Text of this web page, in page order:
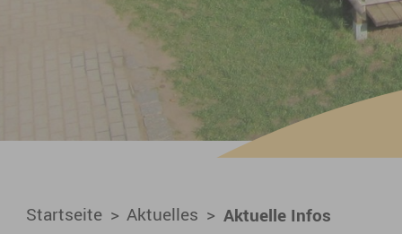
Startseite Aktuelles Aktuelle Infos